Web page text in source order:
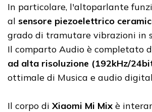
In particolare, l'altoparlante
al sensore piezoelettrico
grado di tramutare vibrazioni in
Il comparto Audio è completato
ad alta risoluzione (192kHz/
ottimale di Musica e audio
Il corpo di Xiaomi Mi Mix è